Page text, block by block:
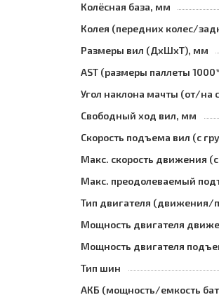
Колёсная база, мм
Колея (передних колес/
Размеры вил (ДхШхТ), мм
AST (размеры паллеты
Угол наклона мачты (от/на
Свободный ход вил, мм
Скорость подъема вил (с
Макс. скорость движения
Макс. преодолеваемый
Тип двигателя (движения/
Мощность двигателя
Мощность двигателя
Тип шин
АКБ (мощность/емкость